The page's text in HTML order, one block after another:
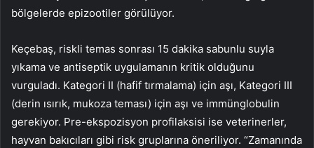
bölgelerde epizootiler görülüyor.
Keçebaş, riskli temas sonrası 15 dakika sabunlu suyla
yıkama ve antiseptik uygulamanın kritik olduğunu
vurguladı. Kategori II (hafif tırmalama) için aşı, Kategori III
(derin ısırık, mukoza teması) için aşı ve immünglobulin
gerekiyor. Pre-ekspozisyon profilaksisi ise veterinerler,
hayvan bakıcıları gibi risk gruplarına öneriliyor. “Zamanında